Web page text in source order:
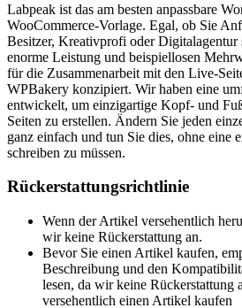
Labpeak ist das am besten anpassbare
WooCommerce-Vorlage. Egal, ob Sie
Besitzer, Kreativprofi oder Digitalagentur
enorme Leistung und beispiellosen
für die Zusammenarbeit mit den Live-
WPBakery konzipiert. Wir haben eine
entwickelt, um einzigartige Kopf- und
Seiten zu erstellen. Ändern Sie jeden
ganz einfach und tun Sie dies, ohne eine
schreiben zu müssen.
Rückerstattungsrichtlinie
Wenn der Artikel versehentlich
wir keine Rückerstattung an.
Bevor Sie einen Artikel kaufen,
Beschreibung und den
lesen, da wir keine Rückerstattung
versehentlich einen Artikel kaufen